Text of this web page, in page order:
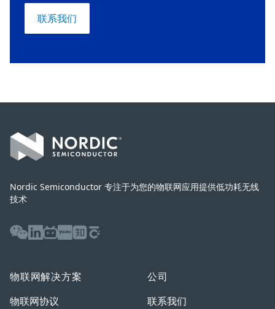
联系我们
Nordic Semiconductor 专注于为您的物联网应用提供低功耗无线
技术
WeChatLinkedIn
BilibiliYoukuZhihuBaijiahao
物联网解决方案
物联网协议
公司
联系我们